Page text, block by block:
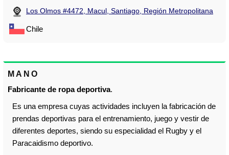
Los Olmos #4472, Macul, Santiago, Región Metropolitana
Chile
MANO
Fabricante de ropa deportiva.
Es una empresa cuyas actividades incluyen la fabricación de
prendas deportivas para el entrenamiento, juego y vestir de
diferentes deportes, siendo su especialidad el Rugby y el
Paracaidismo deportivo.